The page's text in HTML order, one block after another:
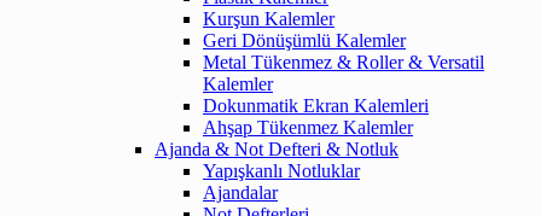
Kurşun Kalemler
Geri Dönüşümlü Kalemler
Metal Tükenmez & Roller & Versatil
Kalemler
Dokunmatik Ekran Kalemleri
Ahşap Tükenmez Kalemler
Ajanda & Not Defteri & Notluk
Yapışkanlı Notluklar
Ajandalar